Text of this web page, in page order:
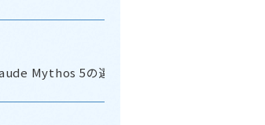
Mythos 5の違いを整理する